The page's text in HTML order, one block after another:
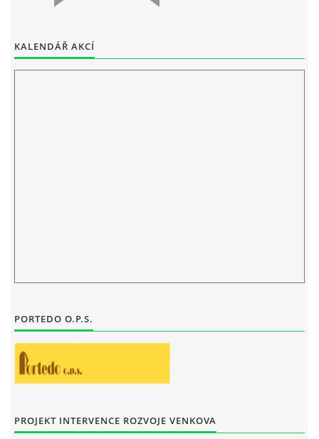
STAŇKOV
© 2026 eStránky.cz |Tisk|Aktualizováno: 29. 7. 2026|Nahoru ↑
KALENDÁŘ AKCÍ
PORTEDO O.P.S.
PROJEKT INTERVENCE ROZVOJE VENKOVA